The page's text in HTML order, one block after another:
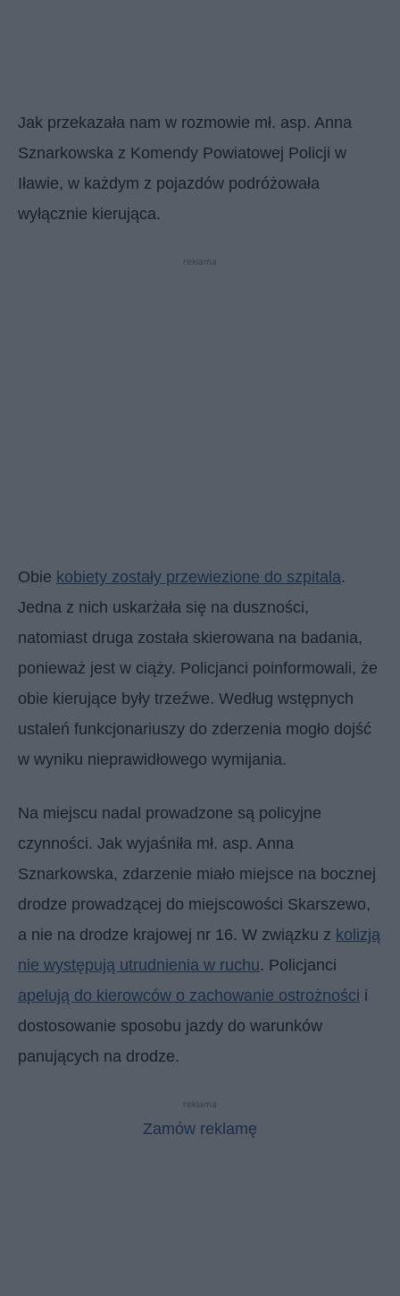
Jak przekazała nam w rozmowie mł. asp. Anna
Sznarkowska z Komendy Powiatowej Policji w
Iławie, w każdym z pojazdów podróżowała
wyłącznie kierująca.
reklama
Obie kobiety zostały przewiezione do szpitala.
Jedna z nich uskarżała się na duszności,
natomiast druga została skierowana na badania,
ponieważ jest w ciąży. Policjanci poinformowali, że
obie kierujące były trzeźwe. Według wstępnych
ustaleń funkcjonariuszy do zderzenia mogło dojść
w wyniku nieprawidłowego wymijania.
Na miejscu nadal prowadzone są policyjne
czynności. Jak wyjaśniła mł. asp. Anna
Sznarkowska, zdarzenie miało miejsce na bocznej
drodze prowadzącej do miejscowości Skarszewo,
a nie na drodze krajowej nr 16. W związku z kolizją
nie występują utrudnienia w ruchu. Policjanci
apelują do kierowców o zachowanie ostrożności i
dostosowanie sposobu jazdy do warunków
panujących na drodze.
reklama
Zamów reklamę